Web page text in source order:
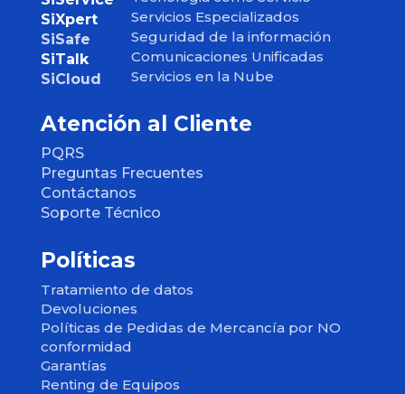
SiXpert
SiSafe
SiTalk
SiCloud
Servicios Especializados
Seguridad de la información
Comunicaciones Unificadas
Servicios en la Nube
Atención al Cliente
PQRS
Preguntas Frecuentes
Contáctanos
Soporte Técnico
Políticas
Tratamiento de datos
Devoluciones
Políticas de Pedidas de Mercancía por NO
conformidad
Garantías
Renting de Equipos